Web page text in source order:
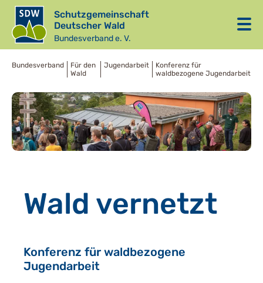
Schutzgemeinschaft
Deutscher Wald
Bundesverband e. V.
Bundesverband
Für den
Wald
Jugendarbeit
Konferenz für
waldbezogene Jugendarbeit
Wald vernetzt
Konferenz für waldbezogene
Jugendarbeit